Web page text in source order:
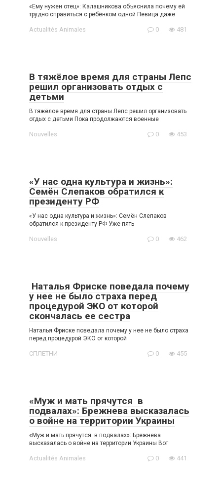
«Ему нужен отец»: Калашникова объяснила почему ей
трудно справиться с ребёнком одной Певица даже
Actualités Animales 0 481
В тяжёлое время для страны Лепс
решил организовать отдых с
детьми
В тяжёлое время для страны Лепс решил организовать
отдых с детьми Пока продолжаются военные
Nouvelles 0 453
«У нас одна культура и жизнь»:
Семён Слепаков обратился к
президенту РФ
«У нас одна культура и жизнь»: Семён Слепаков
обратился к президенту РФ Уже пять
Nouvelles 0 462
Наталья Фриске поведала почему
у нее не было страха перед
процедурой ЭКО от которой
скончалась ее сестра
Наталья Фриске поведала почему у нее не было страха
перед процедурой ЭКО от которой
СПЛЕТНИ 0 455
«Муж и мать прячутся в
подвалах»: Брежнева высказалась
о войне на территории Украины
«Муж и мать прячутся в подвалах»: Брежнева
высказалась о войне на территории Украины Вот
Actualités Animales 0 441